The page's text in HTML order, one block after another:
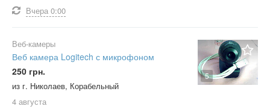
Вчера 0:00
5
Веб-камеры
Веб камера Logitech с микрофоном
250 грн.
из г. Николаев, Корабельный
4 августа